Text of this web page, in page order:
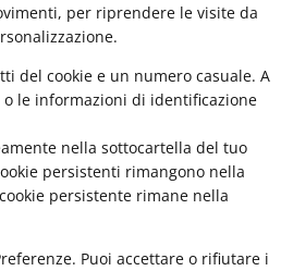
per riprendere le visite da
del cookie e un numero casuale. A
le informazioni di identificazione
nella sottocartella del tuo
persistenti rimangono nella
persistente rimane nella
Puoi accettare o rifiutare i